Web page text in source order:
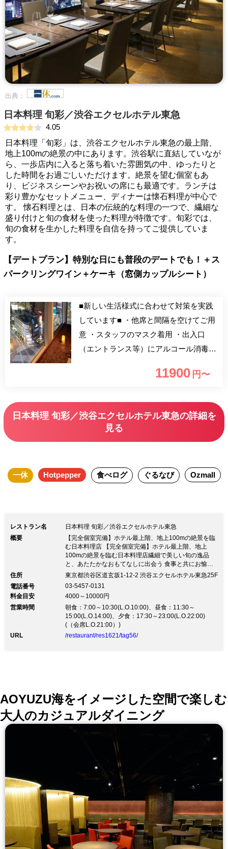
出典：
日本料理 旬彩／渋谷エクセルホテル東急
4.05
日本料理「旬彩」は、渋谷エクセルホテル東急の最上階、
地上100mの絶景の中にあります。渋谷駅に直結していなが
ら、一歩店内に入ると落ち着いた雰囲気の中、ゆったりと
した時間をお過ごしいただけます。絶景を望む個室もあ
り、ビジネスシーンやお祝いの席にも最適です。ランチは
彩り豊かなセットメニュー、ディナーは懐石料理が中心で
す。 懐石料理とは、日本の伝統的な料理の一つで、繊細な
盛り付けと旬の食材を使った料理が特徴です。旬彩では、
旬の食材を生かした料理を自信を持ってご提供していま
す。
【デートプラン】特別な日にも普段のデートでも！＋ス
パークリングワイン＋ケーキ（窓側カップルシート）
■新しい生活様式に合わせて対策を実践
しています■ ・他席と間隔を空けてご用
意 ・スタッフのマスク着用 ・出入口
（エントランス等）にアルコール消毒液
に位置する日本料理「旬彩」の2名様限
の眺望と旬の味覚の和会席で特別時間を
演出します。
11900 円〜
日本料理 旬彩／渋谷エクセルホテル東急の詳細を
見る
一休 Hotpepper 食べログ ぐるなび Ozmall
レストラン名
日本料理 旬彩／渋谷エクセルホテル東急
概要
【完全個室完備】ホテル最上階、地上100mの絶景を臨
む日本料理店 【完全個室完備】ホテル最上階、地上
100mの絶景を臨む日本料理店繊細で美しい旬の逸品
と、あたたかなおもてなしに出会う 食事と共にお愉し
みいただける地上100メートルの景色はもう一つのご馳
で美しい和の心をつくしたあたたかいおもてなしで、上
質なひとときをお楽しみください。
住所
東京都渋谷区道玄坂1-12-2 渋谷エクセルホテル東急25F
電話番号
03-5457-0131
料金目安
4000～10000円
営業時間
朝食：7:00～10:30(L.O.10:00)、昼食：11:30～
15:00(L.O.14:00)、夕食：17:30～23:00(L.O.22:00)
(（会席L.O.21:00）)
URL
/restaurant/res1621/tag56/
AOYUZU海をイメージした空間で楽しむ
大人のカジュアルダイニング